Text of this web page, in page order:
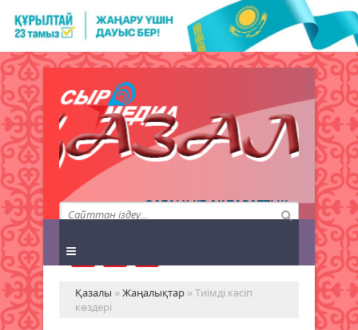
QAZALY.KZ АҚПАРАТТЫҚ
АГЕНТТІГІ
Қазалы »Жаңалықтар » Тиімді кәсіп
көздері